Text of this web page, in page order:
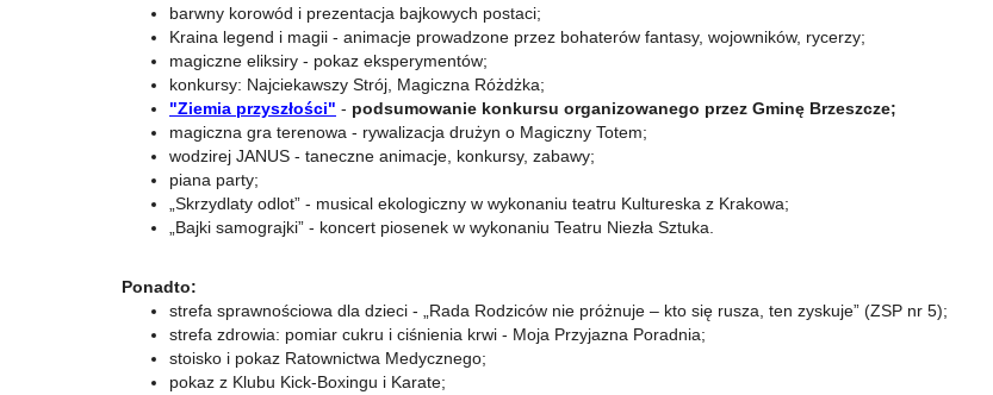
barwny korowód i prezentacja bajkowych postaci;
Kraina legend i magii - animacje prowadzone przez bohaterów fantasy, wojowników, rycerzy;
magiczne eliksiry - pokaz eksperymentów;
konkursy: Najciekawszy Strój, Magiczna Różdżka;
"Ziemia przyszłości" - podsumowanie konkursu organizowanego przez Gminę Brzeszcze;
magiczna gra terenowa - rywalizacja drużyn o Magiczny Totem;
wodzirej JANUS - taneczne animacje, konkursy, zabawy;
piana party;
„Skrzydlaty odlot” - musical ekologiczny w wykonaniu teatru Kultureska z Krakowa;
„Bajki samograjki” - koncert piosenek w wykonaniu Teatru Niezła Sztuka.
Ponadto:
strefa sprawnościowa dla dzieci - „Rada Rodziców nie próżnuje – kto się rusza, ten zyskuje” (ZSP nr 5);
strefa zdrowia: pomiar cukru i ciśnienia krwi - Moja Przyjazna Poradnia;
stoisko i pokaz Ratownictwa Medycznego;
pokaz z Klubu Kick-Boxingu i Karate;